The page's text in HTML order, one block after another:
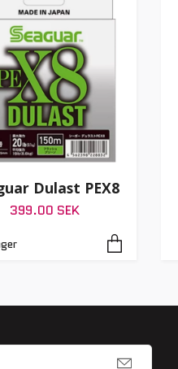
Dulast PEX8
399.00 SEK